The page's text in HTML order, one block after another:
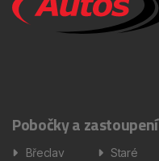
Pobočky a zastoupení
Břeclav
Staré